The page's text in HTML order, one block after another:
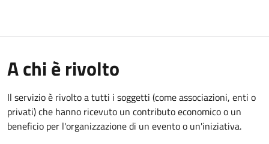
A chi è rivolto
Il servizio è rivolto a tutti i soggetti (come associazioni, enti o
privati) che hanno ricevuto un contributo economico o un
beneficio per l'organizzazione di un evento o un'iniziativa.